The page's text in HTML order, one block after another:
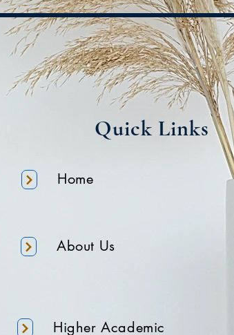
Quick Links
Home
About Us
Higher Academic